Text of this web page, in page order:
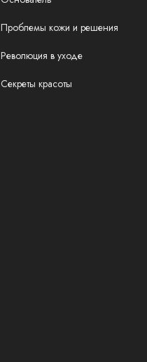
Проблемы кожи и решения
Революция в уходе
Секреты красоты